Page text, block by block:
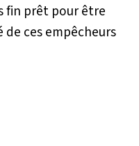
fin prêt pour être
ces empêcheurs